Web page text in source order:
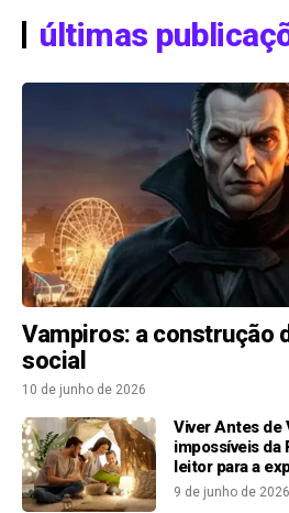
últimas
Vampiros: a construção
social
10 de junho de 2026
Viver Antes de
impossíveis da
leitor para a
9 de junho de 2026